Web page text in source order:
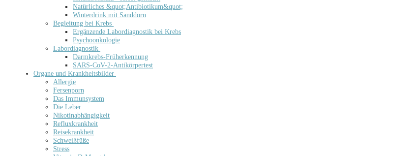
Natürliches &quot;Antibiotikum&quot;
Winterdrink mit Sanddorn
Begleitung bei Krebs
Ergänzende Labordiagnostik bei Krebs
Psychoonkologie
Labordiagnostik
Darmkrebs-Früherkennung
SARS-CoV-2-Antikörpertest
Organe und Krankheitsbilder
Allergie
Fersenporn
Das Immunsystem
Die Leber
Nikotinabhängigkeit
Refluxkrankheit
Reisekrankheit
Schweißfüße
Stress